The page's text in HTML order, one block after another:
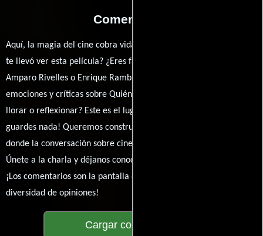
Comentarios
Aquí, la magia del cine cobra vida a través de tus opiniones. ¿Qué
te llevó ver esta película? ¿Eres fan de Carlos Enrique Taboada,
Amparo Rivelles o Enrique Rambal? Comparte tus pensamientos,
emociones y críticas sobre Quién mató al abuelo?. ¿Te hizo reír,
llorar o reflexionar? Este es el lugar para expresarlo. ¡No te
guardes nada! Queremos construir una comunidad apasionada
donde la conversación sobre cine y series nunca se detenga.
Únete a la charla y déjanos conocer tu mundo cinematográfico.
¡Los comentarios son la pantalla donde se proyecta nuestra
diversidad de opiniones!
Cargar comentarios